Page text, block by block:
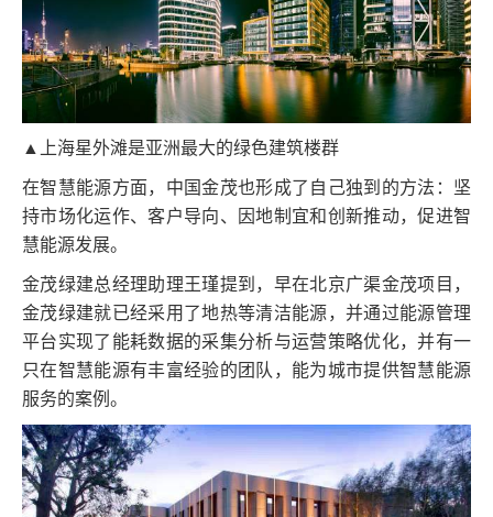
▲上海星外滩是亚洲最大的绿色建筑楼群
在智慧能源方面，中国金茂也形成了自己独到的方法：坚
持市场化运作、客户导向、因地制宜和创新推动，促进智
慧能源发展。
金茂绿建总经理助理王瑾提到，早在北京广渠金茂项目，
金茂绿建就已经采用了地热等清洁能源，并通过能源管理
平台实现了能耗数据的采集分析与运营策略优化，并有一
只在智慧能源有丰富经验的团队，能为城市提供智慧能源
服务的案例。